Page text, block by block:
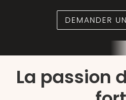
DEMANDER
La passion